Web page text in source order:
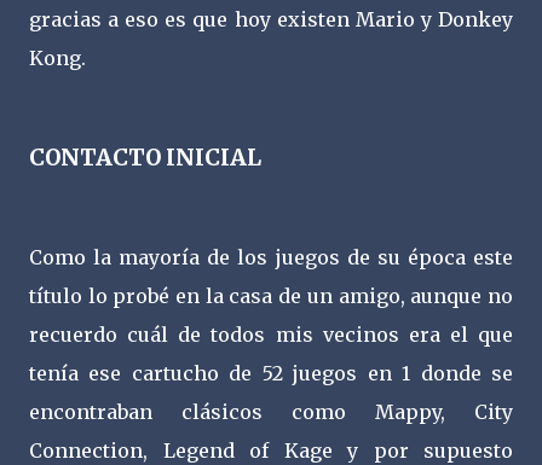
gracias a eso es que hoy existen Mario y Donkey
Kong.
CONTACTO INICIAL
Como la mayoría de los juegos de su época este
título lo probé en la casa de un amigo, aunque no
recuerdo cuál de todos mis vecinos era el que
tenía ese cartucho de 52 juegos en 1 donde se
encontraban clásicos como Mappy, City
Connection, Legend of Kage y por supuesto